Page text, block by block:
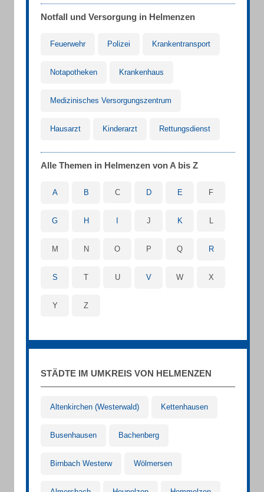
Notfall und Versorgung in Helmenzen
Feuerwehr Polizei Krankentransport
Notapotheken Krankenhaus
Medizinisches Versorgungszentrum
Hausarzt Kinderarzt Rettungsdienst
Alle Themen in Helmenzen von A bis Z
A B C D E F
G H J K L
M N O P Q R
S T U V W X
Y Z
STÄDTE IM UMKREIS VON HELMENZEN
Altenkirchen (Westerwald) Kettenhausen
Busenhausen Bachenberg
Birnbach Westerw Wölmersen